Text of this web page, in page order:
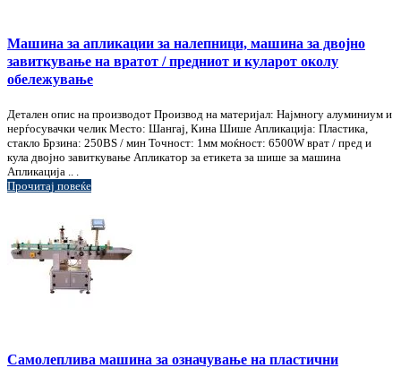
Машина за апликации за налепници, машина за двојно
завиткување на вратот / предниот и куларот околу
обележување
Детален опис на производот Производ на материјал: Најмногу алуминиум и
нерѓосувачки челик Место: Шангај, Кина Шише Апликација: Пластика,
стакло Брзина: 250BS / мин Точност: 1мм моќност: 6500W врат / пред и
кула двојно завиткување Апликатор за етикета за шише за машина
Апликација .. .
Прочитај повеќе
Самолеплива машина за означување на пластични